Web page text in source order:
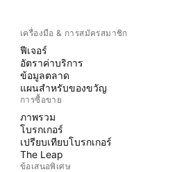
เครื่องมือ & การสมัครสมาชิก
ฟีเจอร์
อัตราค่าบริการ
ข้อมูลตลาด
แผนสำหรับของขวัญ
การซื้อขาย
ภาพรวม
โบรกเกอร์
เปรียบเทียบโบรกเกอร์
The Leap
ข้อเสนอพิเศษ